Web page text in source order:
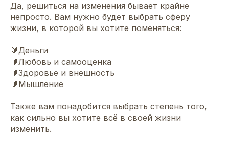
Да, решиться на изменения бывает крайне
непросто. Вам нужно будет выбрать сферу
жизни, в которой вы хотите поменяться:
🔰Деньги
🔰Любовь и самооценка
🔰Здоровье и внешность
🔰Мышление
Также вам понадобится выбрать степень того,
как сильно вы хотите всё в своей жизни
изменить.